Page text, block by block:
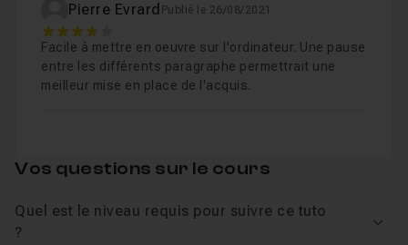
Pierre Evrard Publié le 26/08/2021
4
Facile à mettre en oeuvre sur l'ordinateur. Une pause
entre les différents paragraphe permettrait une
meilleur mise en place de l'acquis.
Vos questions sur le cours
Quel est le niveau requis pour suivre ce tuto
?